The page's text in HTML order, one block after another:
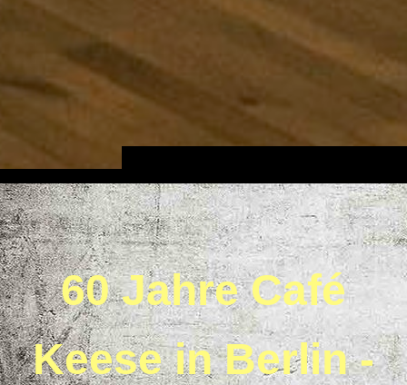
60 Jahre Café
Keese in Berlin -